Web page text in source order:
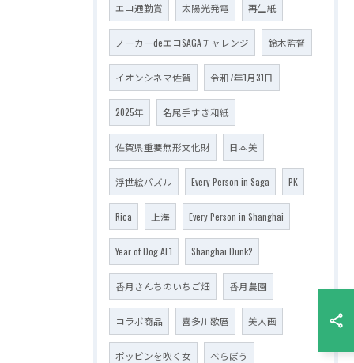
エコ通勤賞 太陽光発電 再生紙
ノーカーdeエコSAGAチャレンジ 鈴木監督
イオンシネマ佐賀 令和7年1月31日
2025年 名尾手すき和紙
佐賀県重要無形文化財 日本美
浮世絵パズル Every Person in Saga PK
Rica 上海 Every Person in Shanghai
Year of Dog AF1 Shanghai Dunk2
香月さんちのいちご畑 香月農園
コラボ商品 喜多川歌麿 美人画
ポッピンを吹く女 べらぼう